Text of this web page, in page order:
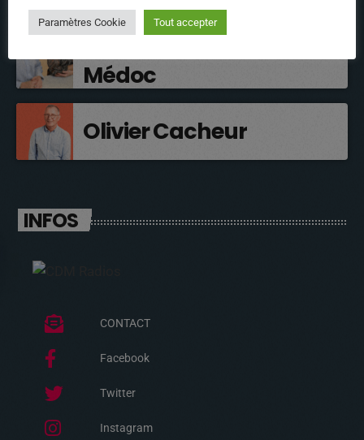
Aurélie et Anne des
Médoc
Olivier Cacheur
INFOS
CONTACT
Facebook
Twitter
Instagram
Paramètres Cookie Tout accepter